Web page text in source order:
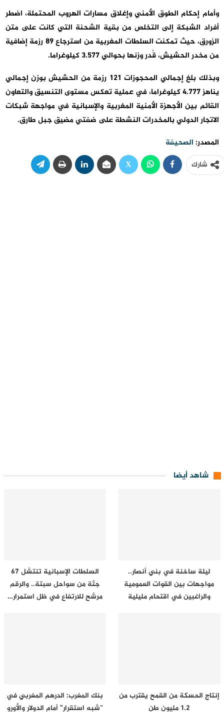
وأمام إحكام الطوق الأمني وإغلاق مسارات الهروب المحتملة، اضطر
أفراد الشبكة إلى التخلص من بقية الشحنة التي كانت على متن
الزورق، حيث تمكنت السلطات المغربية من استرجاع 89 رزمة إضافية
من مخدر الحشيش، قُدر وزنها بحوالي 3.577 كيلوغراما.
وبذلك بلغ إجمالي المحجوزات 121 رزمة من الحشيش بوزن إجمالي
يناهز 4.777 كيلوغراما، في عملية تعكس مستوى التنسيق والتعاون
القائم بين الأجهزة الأمنية المغربية والإسبانية في مواجهة شبكات
الاتجار الدولي بالمخدرات النشطة على ضفتي مضيق جبل طارق.
المصدر: الصحيفة
شارك
شاهد أيضا
ليلة ساخنة في بني أنصار..
مواجهات بين القوات العمومية
والراغبين في اقتحام مليلية
السلطات الإسبانية تنتشل 67
جثة من سواحل سبتة.. والرقم
مرشح للارتفاع في ظل استمرار…
إنتاج الحسكة من القمح يقترب من
1.2 مليون طن
بنك المغرب: الدرهم المغربي في
“شبه استقرار” أمام الدولار والأورو